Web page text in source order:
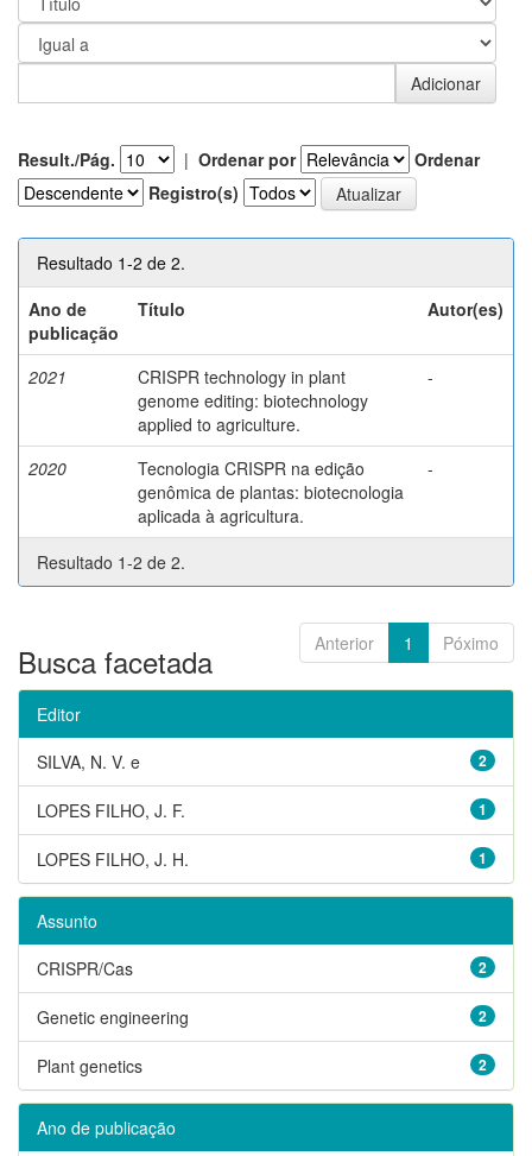
Result./Pág. | Ordenar por
Ordenar
Registro(s)
Resultado 1-2 de 2.
Ano de
publicação
Título Autor(es)
2021
CRISPR technology in plant
genome editing: biotechnology
applied to agriculture.
-
2020
Tecnologia CRISPR na edição
genômica de plantas: biotecnologia
aplicada à agricultura.
-
Resultado 1-2 de 2.
Anterior 1 Póximo
Busca facetada
Editor
2
SILVA, N. V. e
1
LOPES FILHO, J. F.
1
LOPES FILHO, J. H.
Assunto
2
CRISPR/Cas
2
Genetic engineering
2
Plant genetics
Ano de publicação